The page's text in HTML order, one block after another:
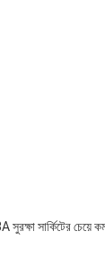
সার্কিটের চেয়ে